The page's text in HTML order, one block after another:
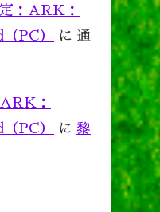
：ARK：
PC）
に 通
：
PC）
に 黎